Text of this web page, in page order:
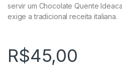
servir um Chocolate Quente
exige a tradicional receita italiana.
R$45,00